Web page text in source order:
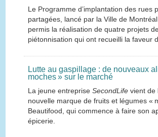
Le Programme d’implantation des rues
partagées, lancé par la Ville de
permis la réalisation de quatre projets
piétonnisation qui ont recueilli la faveur
Lutte au gaspillage : de nouveaux
moches » sur le marché
La jeune entreprise SecondLifevient de
nouvelle marque de fruits et légumes «
Beautifood, qui commence à faire son
épicerie.